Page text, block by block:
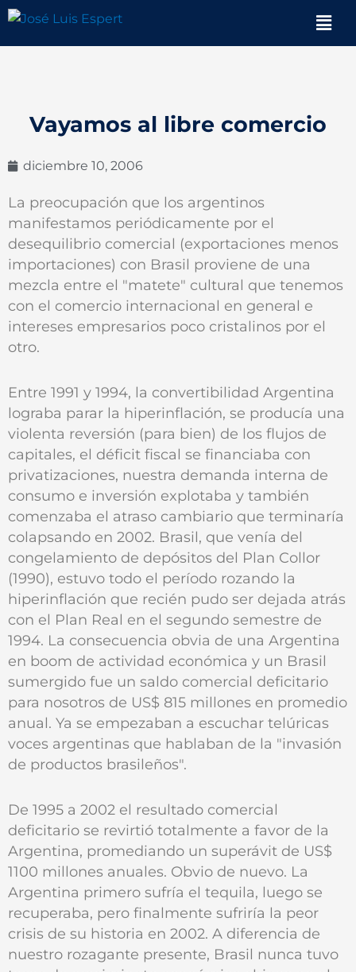
contenido
Vayamos al libre comercio
diciembre 10, 2006
La preocupación que los argentinos
manifestamos periódicamente por el
desequilibrio comercial (exportaciones menos
importaciones) con Brasil proviene de una
mezcla entre el "matete" cultural que tenemos
con el comercio internacional en general e
intereses empresarios poco cristalinos por el
otro.
Entre 1991 y 1994, la convertibilidad Argentina
lograba parar la hiperinflación, se producía una
violenta reversión (para bien) de los flujos de
capitales, el déficit fiscal se financiaba con
privatizaciones, nuestra demanda interna de
consumo e inversión explotaba y también
comenzaba el atraso cambiario que terminaría
colapsando en 2002. Brasil, que venía del
congelamiento de depósitos del Plan Collor
(1990), estuvo todo el período rozando la
hiperinflación que recién pudo ser dejada atrás
con el Plan Real en el segundo semestre de
1994. La consecuencia obvia de una Argentina
en boom de actividad económica y un Brasil
sumergido fue un saldo comercial deficitario
para nosotros de US$ 815 millones en promedio
anual. Ya se empezaban a escuchar telúricas
voces argentinas que hablaban de la "invasión
de productos brasileños".
De 1995 a 2002 el resultado comercial
deficitario se revirtió totalmente a favor de la
Argentina, promediando un superávit de US$
1100 millones anuales. Obvio de nuevo. La
Argentina primero sufría el tequila, luego se
recuperaba, pero finalmente sufriría la peor
crisis de su historia en 2002. A diferencia de
nuestro rozagante presente, Brasil nunca tuvo